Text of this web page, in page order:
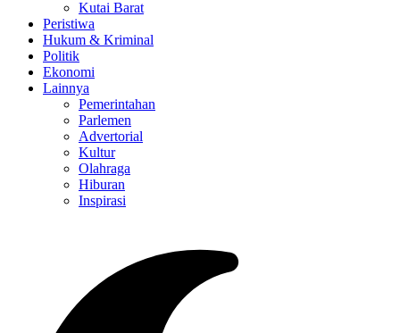
Kutai Barat
Peristiwa
Hukum & Kriminal
Politik
Ekonomi
Lainnya
Pemerintahan
Parlemen
Advertorial
Kultur
Olahraga
Hiburan
Inspirasi